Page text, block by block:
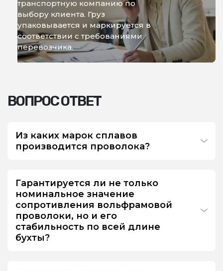
транспортную компанию по
выбору клиента. Груз
упаковывается и маркируется в
соответствии с требованиями
перевозчика.
ВОПРОС ОТВЕТ
Из каких марок сплавов
производится проволока?
Гарантируется ли не только
номинальное значение
сопротивления вольфрамовой
проволоки, но и его
стабильность по всей длине
бухты?